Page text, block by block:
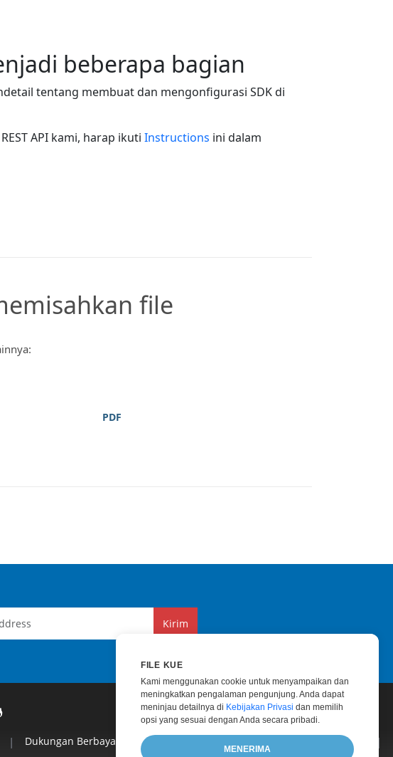
beberapa bagian
tentang membuat dan mengonfigurasi SDK di
API kami, harap ikuti Instructions ini dalam
file
PDF
Kirim
| Dukungan Berbayar Konsultasi Berbayar Situs Web |
FILE KUE
Kami menggunakan cookie untuk menyampaikan dan
meningkatkan pengalaman pengunjung. Anda dapat
meninjau detailnya di Kebijakan Privasi dan memilih
opsi yang sesuai dengan Anda secara pribadi.
MENERIMA